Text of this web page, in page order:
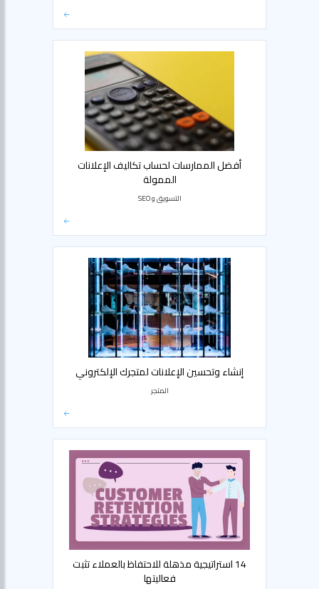
أفضل الممارسات لحساب تكاليف الإعلانات
الممولة
التسويق و SEO
إنشاء وتحسين الإعلانات لمتجرك الإلكتروني
المتجر
14 استراتيجية مذهلة للاحتفاظ بالعملاء تثبت
فعاليتها